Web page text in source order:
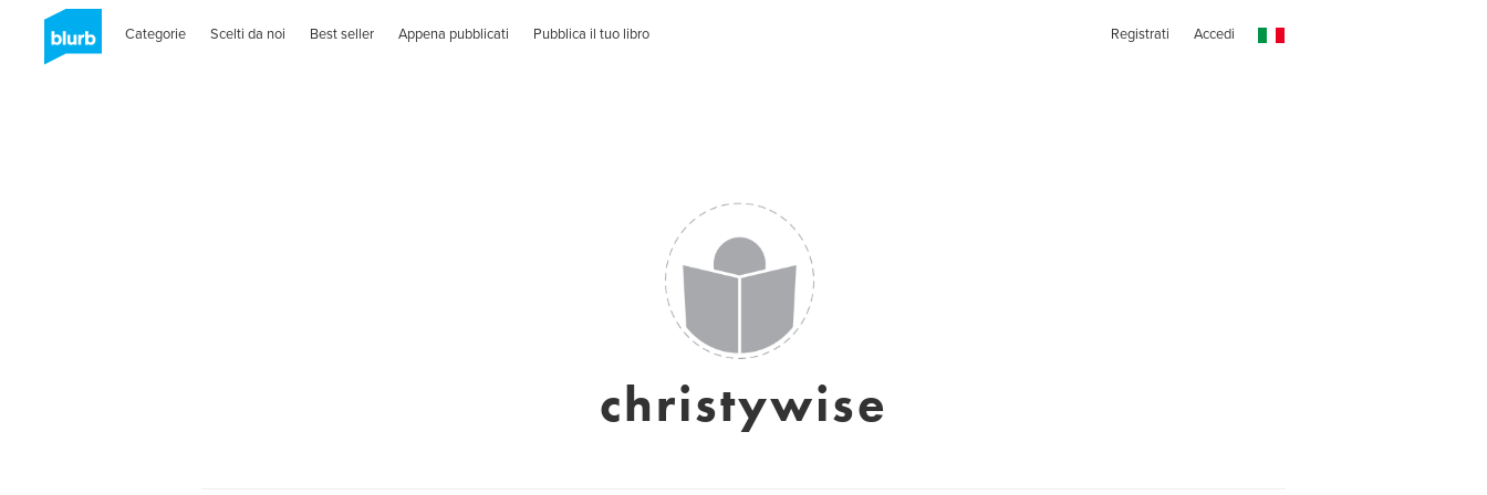
Categorie Scelti da noi Best seller Appena pubblicati Pubblica il tuo libro Registrati Accedi
christywise